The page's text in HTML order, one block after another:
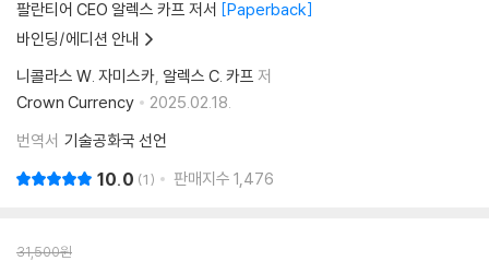
팔란티어 CEO 알렉스 카프 저서 Paperback
바인딩/에디션 안내
니콜라스 W. 자미스카 알렉스 C. 카프 저
Crown Currency
2025.02.18.
번역서 기술공화국 선언
10.0 1 판매지수 1,476
31,500원